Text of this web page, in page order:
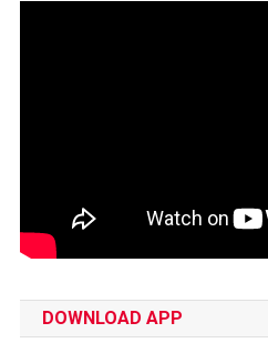
DOWNLOAD APP